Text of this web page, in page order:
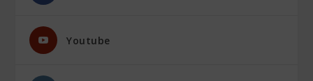
Youtube